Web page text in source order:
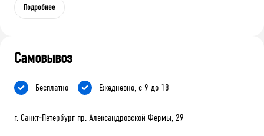
Подробнее
Самовывоз
Бесплатно Ежедневно, с 9 до 18
г. Санкт-Петербург пр. Александровской Фермы, 29